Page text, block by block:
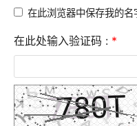
在此浏览器中保存我的名
在此处输入验证码 : *